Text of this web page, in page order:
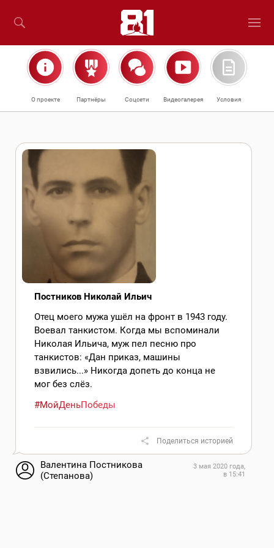
О проекте Партнёры Соцсети Видеогалерея Условия
Постников Николай Ильич
Отец моего мужа ушёл на фронт в 1943 году.
Воевал танкистом. Когда мы вспоминали
Николая Ильича, муж пел песню про
танкистов: «Дан приказ, машины
взвились...» Никогда допеть до конца не
мог без слёз.
#МойДеньПобеды
Поделиться историей
Валентина Постникова
(Степанова)
3 мая 2020 года,
в 15:41